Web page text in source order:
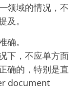
领域的情况，不
。
。
下，不应单方面
确的，特别是直
document